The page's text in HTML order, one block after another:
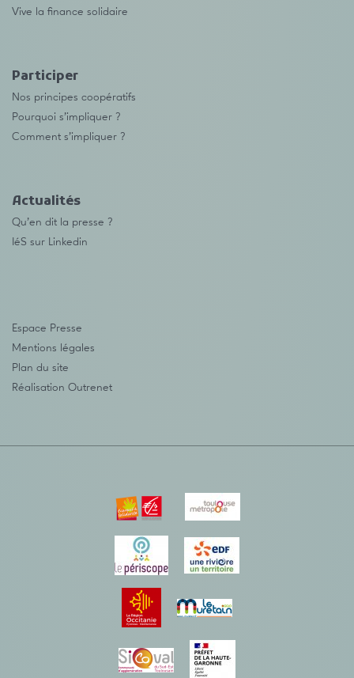
Vive la finance solidaire
Participer
Nos principes coopératifs
Pourquoi s’impliquer ?
Comment s’impliquer ?
Actualités
Qu’en dit la presse ?
IéS sur Linkedin
Espace Presse
Mentions légales
Plan du site
Réalisation Outrenet